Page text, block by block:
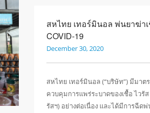
สหไทย เทอร์มินอล พ่นยาฆ่า
COVID-19
December 30, 2020
สหไทย เทอร์มินอล (“บริษัท”) มีมาต
ควบคุมการแพร่ระบาดของเชื้อ ไวรัส
รัสฯ) อย่างต่อเนื่อง และได้มีการฉีด